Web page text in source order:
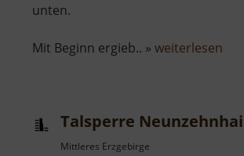
unten.
Mit Beginn ergieb.. » weiterlesen
Talsperre
Mittleres Erzgebirge